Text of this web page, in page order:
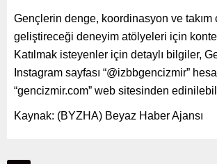
Gençlerin denge, koordinasyon ve takım
geliştireceği deneyim atölyeleri için
Katılmak isteyenler için detaylı bilgiler,
Instagram sayfası “@izbbgencizmir”
“gencizmir.com” web sitesinden
Kaynak: (BYZHA) Beyaz Haber Ajansı